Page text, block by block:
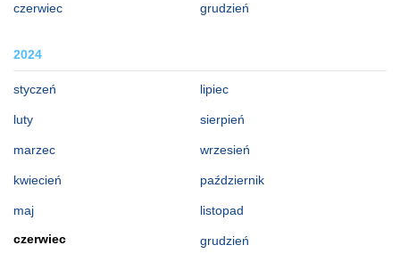
czerwiec grudzień
2024
styczeń
luty
marzec
kwiecień
maj
czerwiec
lipiec
sierpień
wrzesień
październik
listopad
grudzień